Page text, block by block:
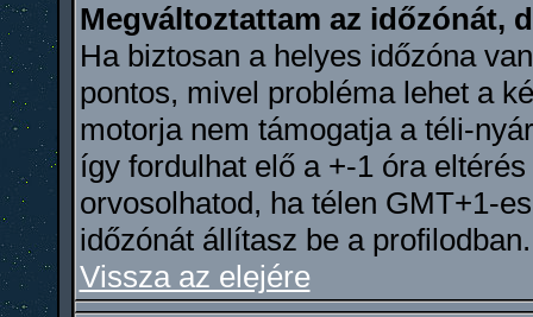
Megváltoztattam az időzónát,
Ha biztosan a helyes időzóna
pontos, mivel probléma lehet a
motorja nem támogatja a téli-
így fordulhat elő a +-1 óra
orvosolhatod, ha télen GMT+1-
időzónát állítasz be a profilodban.
Vissza az elejére